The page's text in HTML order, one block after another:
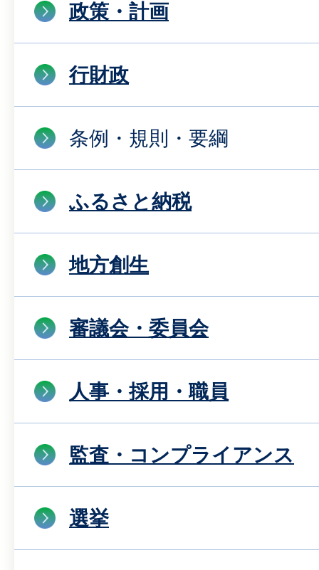
政策・計画
行財政
条例・規則・要綱
ふるさと納税
地方創生
審議会・委員会
人事・採用・職員
監査・コンプライアンス
選挙